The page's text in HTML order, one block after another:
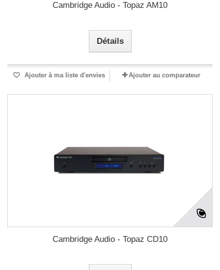
Cambridge Audio - Topaz AM10
Détails
Ajouter à ma liste d'envies Ajouter au comparateur
Cambridge Audio - Topaz CD10